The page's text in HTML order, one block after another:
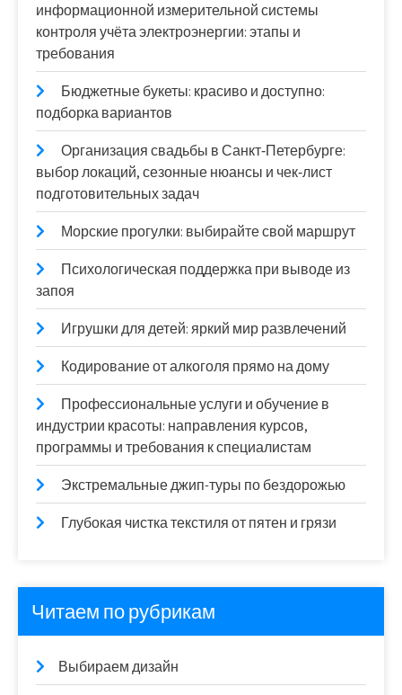
информационной измерительной системы
контроля учёта электроэнергии: этапы и
требования
Бюджетные букеты: красиво и доступно:
подборка вариантов
Организация свадьбы в Санкт‑Петербурге:
выбор локаций, сезонные нюансы и чек‑лист
подготовительных задач
Морские прогулки: выбирайте свой маршрут
Психологическая поддержка при выводе из
запоя
Игрушки для детей: яркий мир развлечений
Кодирование от алкоголя прямо на дому
Профессиональные услуги и обучение в
индустрии красоты: направления курсов,
программы и требования к специалистам
Экстремальные джип-туры по бездорожью
Глубокая чистка текстиля от пятен и грязи
Читаем по рубрикам
Выбираем дизайн